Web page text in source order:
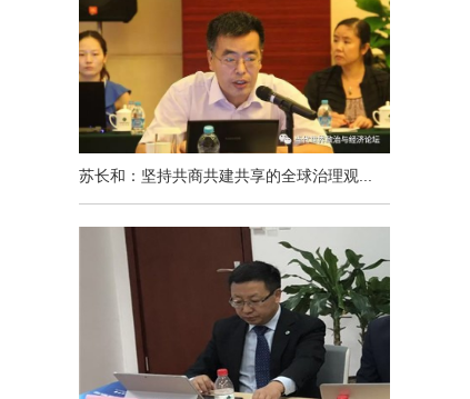
苏长和：坚持共商共建共享的全球治理观...